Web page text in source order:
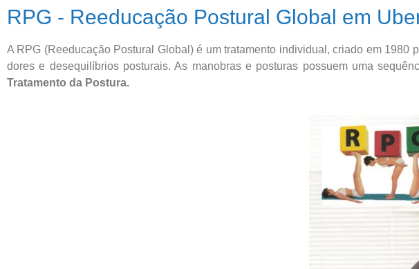
RPG - Reeducação Postural Global em
A RPG (Reeducação Postural Global) é um tratamento individual, criado em
dores e desequilíbrios posturais. As manobras e posturas possuem uma
Tratamento da Postura.